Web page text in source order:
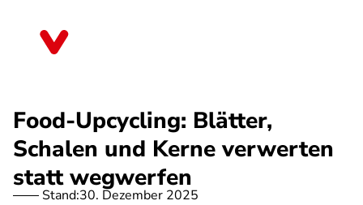
Food-Upcycling: Blätter,
Schalen und Kerne verwerten
statt wegwerfen
Stand:30. Dezember 2025